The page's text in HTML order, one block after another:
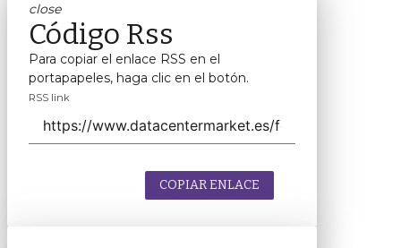
close
Código Rss
Para copiar el enlace RSS en el
portapapeles, haga clic en el botón.
RSS link
COPIAR ENLACE